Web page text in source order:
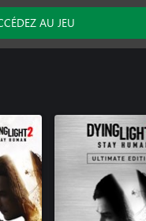
AU JEU